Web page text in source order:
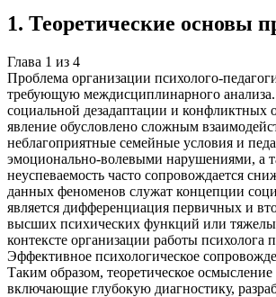
1. Теоретические основы
Глава 1 из 4
Проблема организации психолого-
требующую междисциплинарного анализа.
социальной дезадаптации и конфликтных
явление обусловлено сложным
неблагоприятные семейные условия и
эмоционально-волевыми нарушениями, а
неуспеваемость часто сопровождается
данных феноменов служат концепции
является дифференциация первичных и
высших психических функций или
контексте организации работы
Эффективное психологическое
Таким образом, теоретическое
включающие глубокую диагностику,